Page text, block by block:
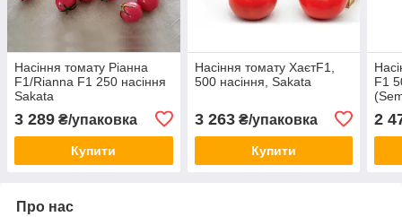
Насіння томату Ріанна
F1/Rianna F1 250 насіння
Sakata
3 289 ₴/упаковка
Купити
Насіння томату ХаєтF1,
500 насіння, Sakata
3 263₴/упаковка
Купити
F1
2
Про нас